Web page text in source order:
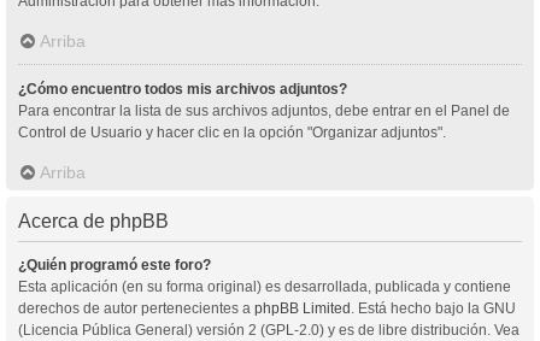
Arriba
¿Cómo encuentro todos mis archivos adjuntos?
Para encontrar la lista de sus archivos adjuntos, debe entrar en el Panel de
Control de Usuario y hacer clic en la opción "Organizar adjuntos".
Arriba
Acerca de phpBB
¿Quién programó este foro?
Esta aplicación (en su forma original) es desarrollada, publicada y contiene
derechos de autor pertenecientes a phpBB Limited . Está hecho bajo la GNU
(Licencia Pública General) versión 2 (GPL-2.0) y es de libre distribución. Vea